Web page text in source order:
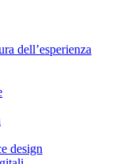
dell’esperienza
design